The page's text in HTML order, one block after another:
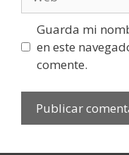
Guarda mi
en este
comente.